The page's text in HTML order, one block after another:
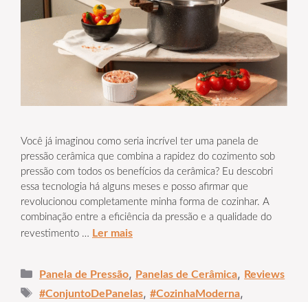
Você já imaginou como seria incrível ter uma panela de
pressão cerâmica que combina a rapidez do cozimento sob
pressão com todos os benefícios da cerâmica? Eu descobri
essa tecnologia há alguns meses e posso afirmar que
revolucionou completamente minha forma de cozinhar. A
combinação entre a eficiência da pressão e a qualidade do
revestimento … Ler mais
Categorias
Panela de Pressão, Panelas de Cerâmica, Reviews
Tags
#ConjuntoDePanelas,#CozinhaModerna,